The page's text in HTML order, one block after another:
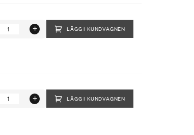
LÄGG I KUNDVAGNEN
LÄGG I KUNDVAGNEN